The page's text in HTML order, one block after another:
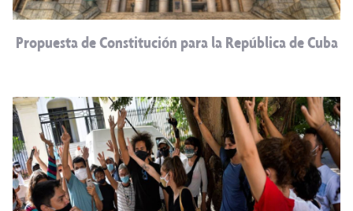
Propuesta de Constitución para la República de Cuba